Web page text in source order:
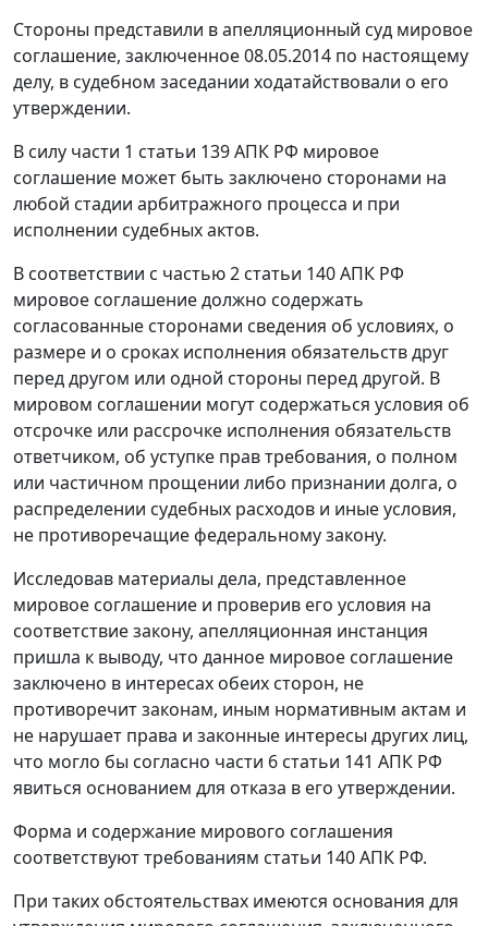
Стороны представили в апелляционный суд мировое
соглашение, заключенное 08.05.2014 по настоящему
делу, в судебном заседании ходатайствовали о его
утверждении.
В силу части 1 статьи 139АПК РФ мировое
соглашение может быть заключено сторонами на
любой стадии арбитражного процесса и при
исполнении судебных актов.
В соответствии с частью 2 статьи 140АПК РФ
мировое соглашение должно содержать
согласованные сторонами сведения об условиях, о
размере и о сроках исполнения обязательств друг
перед другом или одной стороны перед другой. В
мировом соглашении могут содержаться условия об
отсрочке или рассрочке исполнения обязательств
ответчиком, об уступке прав требования, о полном
или частичном прощении либо признании долга, о
распределении судебных расходов и иные условия,
не противоречащие федеральному закону.
Исследовав материалы дела, представленное
мировое соглашение и проверив его условия на
соответствие закону, апелляционная инстанция
пришла к выводу, что данное мировое соглашение
заключено в интересах обеих сторон, не
противоречит законам, иным нормативным актам и
не нарушает права и законные интересы других лиц,
что могло бы согласно части 6 статьи 141 АПК РФ
явиться основанием для отказа в его утверждении.
Форма и содержание мирового соглашения
соответствуют требованиям статьи 140АПК РФ.
При таких обстоятельствах имеются основания для